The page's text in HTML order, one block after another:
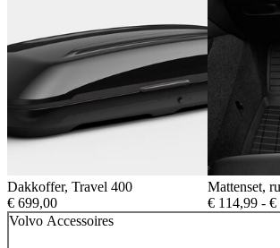
Dakkoffer, Travel 400
€ 699,00
Mattenset,
€ 114,99 - €
Volvo Accessoires